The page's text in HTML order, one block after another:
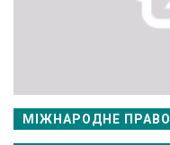
МІЖНАРОДНЕ ПРАВО